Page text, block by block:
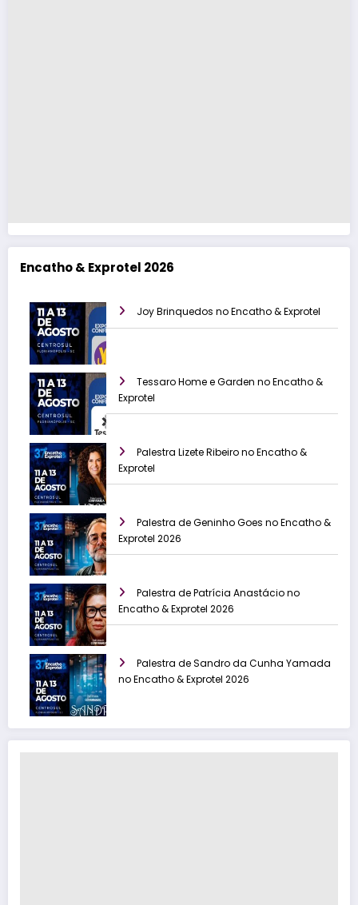
Encatho & Exprotel 2026
Joy Brinquedos no Encatho & Exprotel
Tessaro Home e Garden no Encatho &
Exprotel
Palestra Lizete Ribeiro no Encatho &
Exprotel
Palestra de Geninho Goes no Encatho &
Exprotel 2026
Palestra de Patrícia Anastácio no
Encatho & Exprotel 2026
Palestra de Sandro da Cunha Yamada
no Encatho & Exprotel 2026